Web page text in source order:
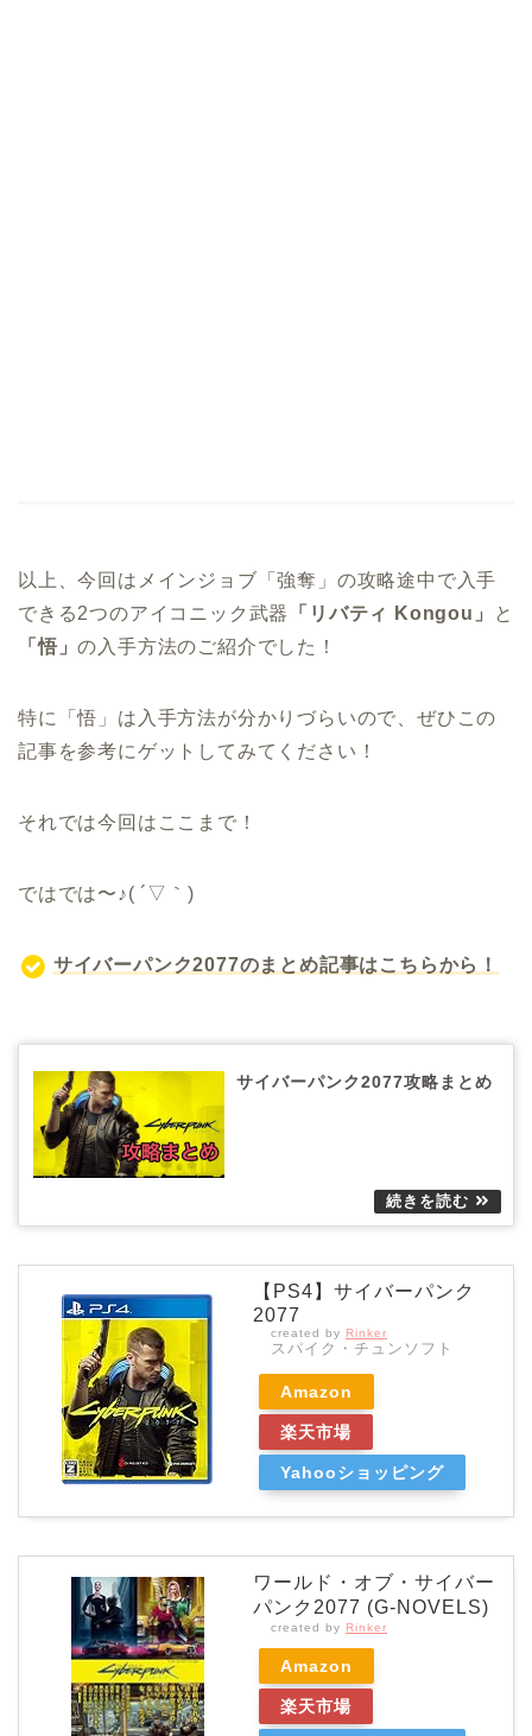
以上、今回はメインジョブ「強奪」の攻略途中で入手
できる2つのアイコニック武器
「リバティ Kongou」
と
「悟」の入手方法のご紹介でした！
特に「悟」は入手方法が分かりづらいので、ぜひこの
記事を参考にゲットしてみてください！
それでは今回はここまで！
ではでは〜♪( ´▽｀)
サイバーパンク2077のまとめ記事はこちらから！
サイバーパンク2077攻略まとめ
【PS4】サイバーパンク
2077
created by Rinker
スパイク・チュンソフト
Amazon
楽天市場
Yahooショッピング
ワールド・オブ・サイバー
パンク2077 (G-NOVELS)
created by Rinker
Amazon
楽天市場